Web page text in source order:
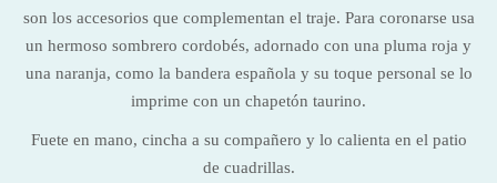
son los accesorios que complementan el traje. Para coronarse usa
un hermoso sombrero cordobés, adornado con una pluma roja y
una naranja, como la bandera española y su toque personal se lo
imprime con un chapetón taurino.
Fuete en mano, cincha a su compañero y lo calienta en el patio
de cuadrillas.